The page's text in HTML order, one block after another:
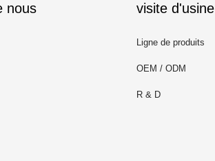
nous visite d'usine
Ligne de produits
OEM / ODM
R & D